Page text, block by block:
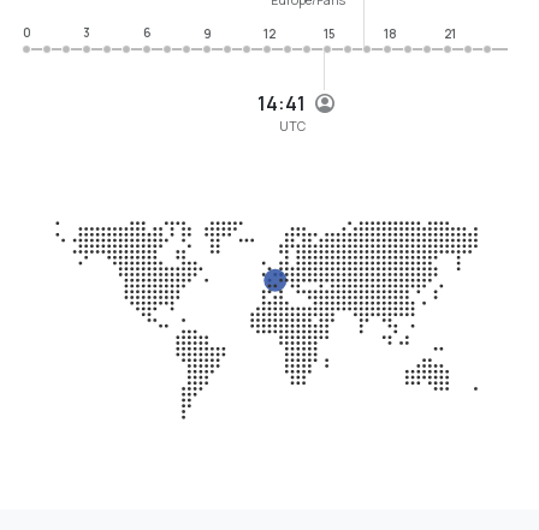
14:41
UTC
0
3 6 9 12 15 18 21